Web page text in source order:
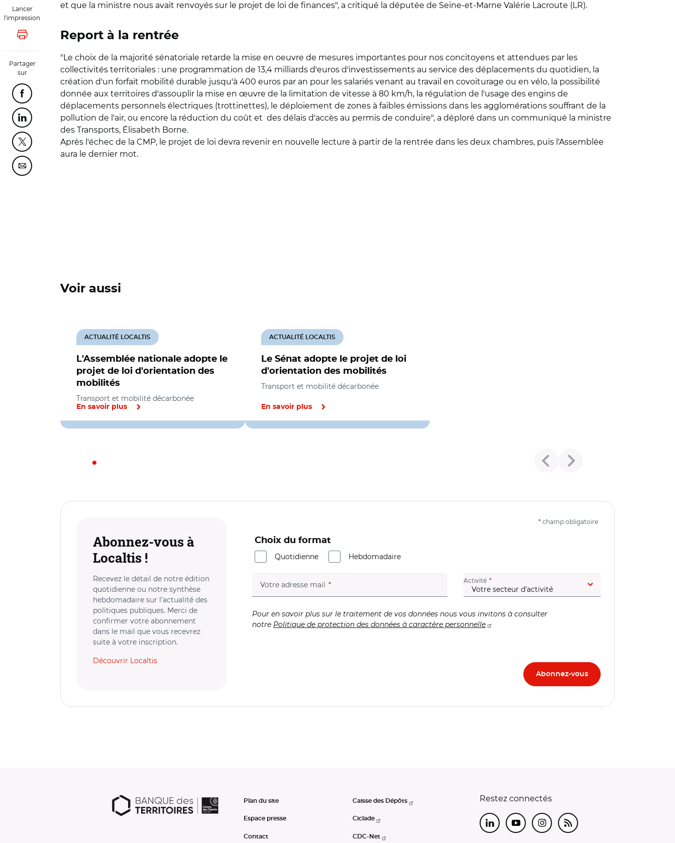
Lancer
l'impression
Lancer l'impression
Partager
sur
Partager cette page sur Facebook
Partager cette page sur Linkedin
Partager cette page sur Twitter
Partager cette page sur Courriel
et que la ministre nous avait renvoyés sur le projet de loi de finances", a critiqué la députée de Seine-et-Marne Valérie Lacroute (LR).
Report à la rentrée
"Le choix de la majorité sénatoriale retarde la mise en oeuvre de mesures importantes pour nos concitoyens et attendues par les
collectivités territoriales : une programmation de 13,4 milliards d'euros d'investissements au service des déplacements du quotidien, la
création d'un forfait mobilité durable jusqu'à 400 euros par an pour les salariés venant au travail en covoiturage ou en vélo, la possibilité
donnée aux territoires d'assouplir la mise en œuvre de la limitation de vitesse à 80 km/h, la régulation de l'usage des engins de
déplacements personnels électriques (trottinettes), le déploiement de zones à faibles émissions dans les agglomérations souffrant de la
pollution de l'air, ou encore la réduction du coût et des délais d'accès au permis de conduire", a déploré dans un communiqué la ministre
des Transports, Élisabeth Borne.
Après l'échec de la CMP, le projet de loi devra revenir en nouvelle lecture à partir de la rentrée dans les deux chambres, puis l'Assemblée
aura le dernier mot.
Voir aussi
L'Assemblée nationale adopte le
projet de loi d'orientation des
mobilités
ACTUALITÉ LOCALTIS
Transport et mobilité décarbonée
En savoir plus
Le Sénat adopte le projet de loi
d'orientation des mobilités
ACTUALITÉ LOCALTIS
Transport et mobilité décarbonée
En savoir plus
Abonnez-vous à
Localtis !
Recevez le détail de notre édition
quotidienne ou notre synthèse
hebdomadaire sur l’actualité des
politiques publiques. Merci de
confirmer votre abonnement
dans le mail que vous recevrez
suite à votre inscription.
Découvrir Localtis
* champ obligatoire
Choix du format
Quotidienne
Hebdomadaire
Votre adresse mail (champ obligatoire) Activité (champ obligatoire)
Pour en savoir plus sur le traitement de vos données nous vous invitons à consulter
notre Politique de protection des données à caractère personnelle
Plan du site
Espace presse
Contact
Caisse des Dépôts
Ciclade
CDC-Net
Restez connectés
LinkedInYoutubeInstagram
RSS